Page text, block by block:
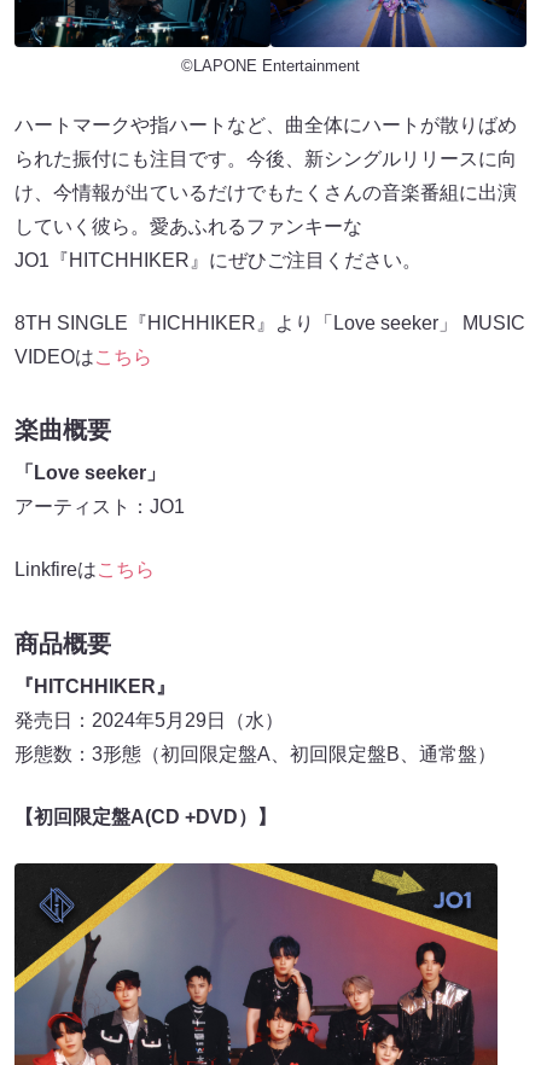
©LAPONE Entertainment
ハートマークや指ハートなど、曲全体にハートが散りばめ
られた振付にも注目です。今後、新シングルリリースに向
け、今情報が出ているだけでもたくさんの音楽番組に出演
していく彼ら。愛あふれるファンキーな
JO1『HITCHHIKER』にぜひご注目ください。
8TH SINGLE『HICHHIKER』より「Love seeker」 MUSIC
VIDEOはこちら
楽曲概要
「Love seeker」
アーティスト：JO1
Linkfireはこちら
商品概要
『HITCHHIKER』
発売日：2024年5月29日（水）
形態数：3形態（初回限定盤A、初回限定盤B、通常盤）
【初回限定盤A(CD +DVD）】